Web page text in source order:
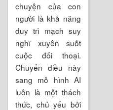
chuyện của con
người là khả năng
duy trì mạch suy
nghĩ xuyên suốt
cuộc đối thoại.
Chuyển điều này
sang mô hình AI
luôn là một thách
thức, chủ yếu bởi